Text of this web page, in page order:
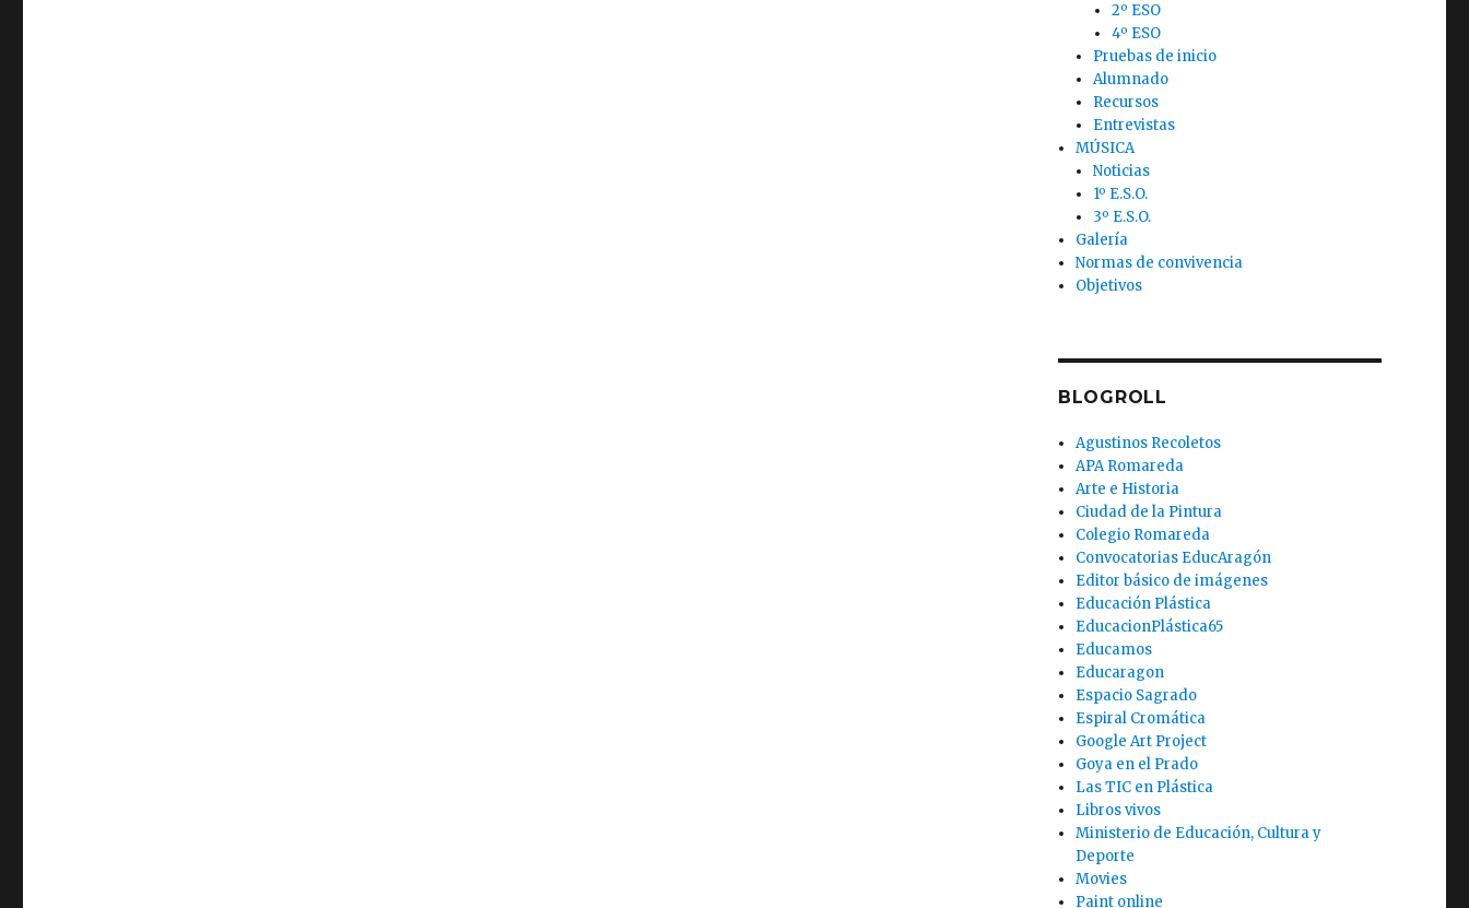
2º ESO
4º ESO
Pruebas de inicio
Alumnado
Recursos
Entrevistas
MÚSICA
Noticias
1º E.S.O.
3º E.S.O.
Galería
Normas de convivencia
Objetivos
BLOGROLL
Agustinos Recoletos
APA Romareda
Arte e Historia
Ciudad de la Pintura
Colegio Romareda
Convocatorias EducAragón
Editor básico de imágenes
Educación Plástica
EducacionPlástica65
Educamos
Educaragon
Espacio Sagrado
Espiral Cromática
Google Art Project
Goya en el Prado
Las TIC en Plástica
Libros vivos
Ministerio de Educación, Cultura y
Deporte
Movies
Paint online